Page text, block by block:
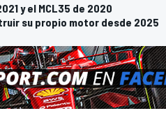
y el MCL35 de 2020
su propio motor desde 2025